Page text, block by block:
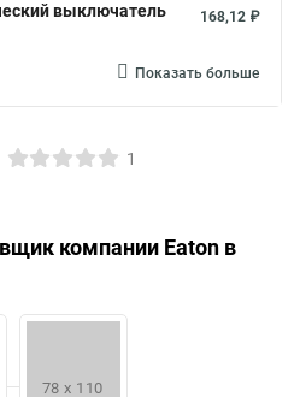
выключатель
168,12 ₽
Показать больше
1
компании Eaton в